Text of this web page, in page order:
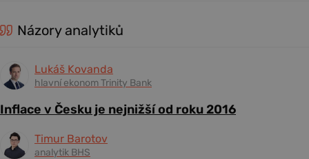
Názory analytiků
Lukáš Kovanda
hlavní ekonom Trinity Bank
Inflace v Česku je nejnižší od roku 2016
Timur Barotov
analytik BHS